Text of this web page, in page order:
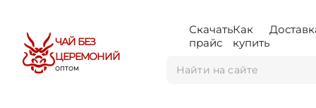
ЧАЙ БЕЗ
ЦЕРЕМОНИЙ
ОПТОМ
Скачать
прайс
Как
купить